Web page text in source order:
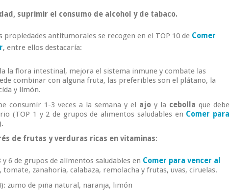
suprimir el consumo de alcohol y de tabaco.
propiedades antitumorales se recogen en el TOP 10 de Comer
, entre ellos destacaría:
la flora intestinal, mejora el sistema inmune y combate las
combinar con alguna fruta, las preferibles son el plátano, la
y limón.
consumir 1-3 veces a la semana y el ajo y la cebolla que debe
(TOP 1 y 2 de grupos de alimentos saludables en Comer para
).
de frutas y verduras ricas en vitaminas:
y 6 de grupos de alimentos saludables en Comer para vencer al
tomate, zanahoria, calabaza, remolacha y frutas, uvas, ciruelas.
zumo de piña natural, naranja, limón